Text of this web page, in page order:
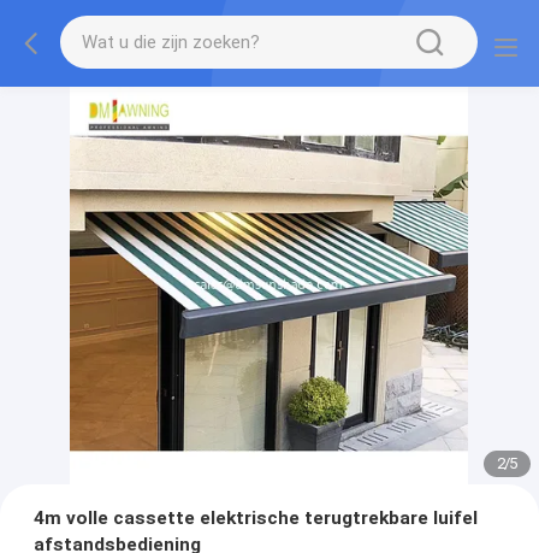
2/5
4m volle cassette elektrische terugtrekbare luifel
afstandsbediening